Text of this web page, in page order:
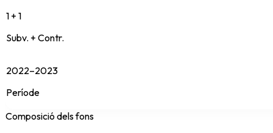
1 + 1
Subv. + Contr.
2022–2023
Període
Composició dels fons